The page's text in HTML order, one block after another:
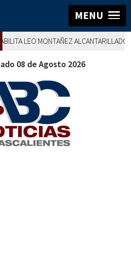
MENU
LEO MONTAÑEZ ALCANTARILLADO
08 de Agosto 2026